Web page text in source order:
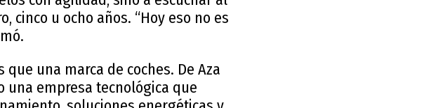
cinco u ocho años. “Hoy eso no es
una marca de coches. De Aza
una empresa tecnológica que